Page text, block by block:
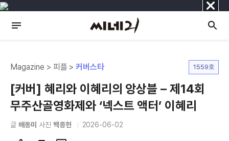
닫
기
Magazine > 피플 >커버스타 1559호
[커버] 혜리와 이혜리의 앙상블 – 제14회
무주산골영화제와 ‘넥스트 액터’ 이혜리
글 배동미 사진 백종헌 2026-06-02